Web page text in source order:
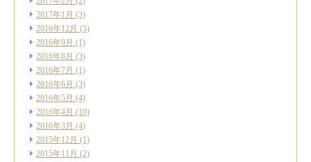
2017年1月 (3)
2016年12月 (5)
2016年9月 (1)
2016年8月 (3)
2016年7月 (1)
2016年6月 (3)
2016年5月 (4)
2016年4月 (10)
2016年3月 (4)
2015年12月 (1)
2015年11月 (2)